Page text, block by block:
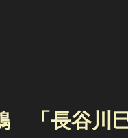
「長谷川